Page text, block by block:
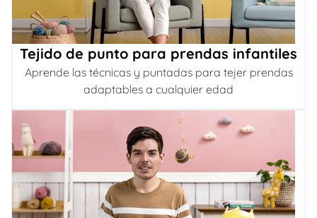
Tejido de punto para prendas infantiles
Aprende las técnicas y puntadas para tejer prendas
adaptables a cualquier edad